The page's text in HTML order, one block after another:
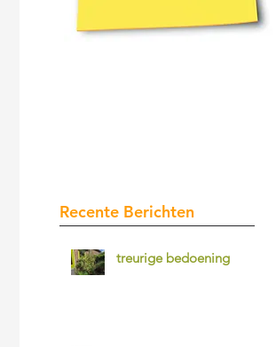
Recente Berichten
treurige bedoening